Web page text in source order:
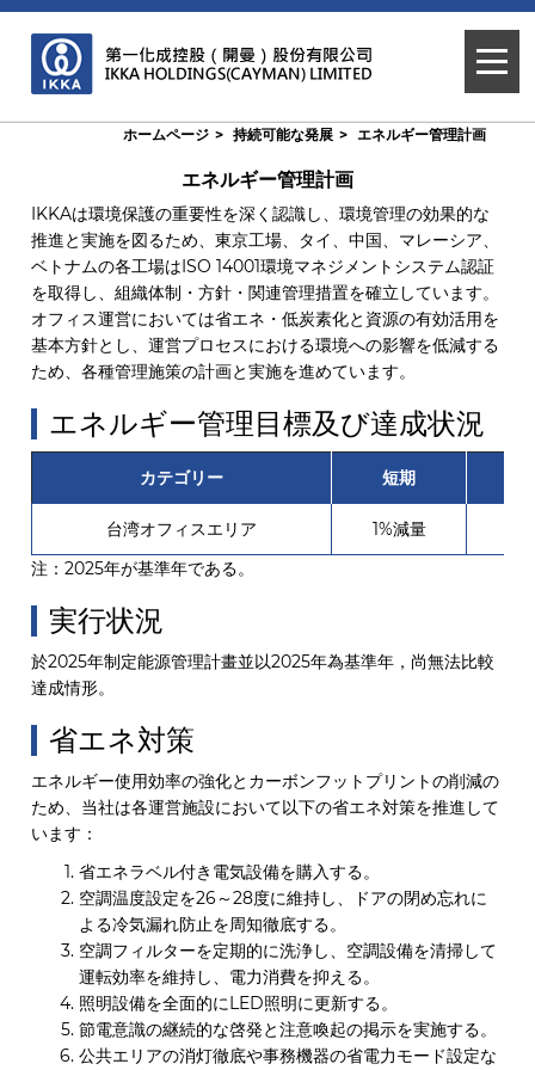
ホームページ 持続可能な発展 エネルギー管理計画
エネルギー管理計画
IKKAは環境保護の重要性を深く認識し、環境管理の効果的な
推進と実施を図るため、東京工場、タイ、中国、マレーシア、
ベトナムの各工場はISO 14001環境マネジメントシステム認証
を取得し、組織体制・方針・関連管理措置を確立しています。
オフィス運営においては省エネ・低炭素化と資源の有効活用を
基本方針とし、運営プロセスにおける環境への影響を低減する
ため、各種管理施策の計画と実施を進めています。
エネルギー管理目標及び達成状況
カテゴリー 短期
台湾オフィスエリア 1%減量
注：2025年が基準年である。
実行状況
於2025年制定能源管理計畫並以2025年為基準年，尚無法比較
達成情形。
省エネ対策
エネルギー使用効率の強化とカーボンフットプリントの削減の
ため、当社は各運営施設において以下の省エネ対策を推進して
います：
省エネラベル付き電気設備を購入する。
空調温度設定を26～28度に維持し、ドアの閉め忘れに
よる冷気漏れ防止を周知徹底する。
空調フィルターを定期的に洗浄し、空調設備を清掃して
運転効率を維持し、電力消費を抑える。
照明設備を全面的にLED照明に更新する。
節電意識の継続的な啓発と注意喚起の掲示を実施する。
公共エリアの消灯徹底や事務機器の省電力モード設定な